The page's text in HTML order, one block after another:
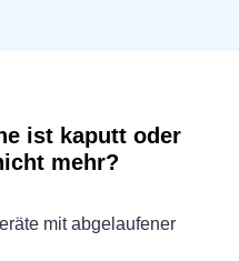
ist kaputt oder
mehr?
mit abgelaufener